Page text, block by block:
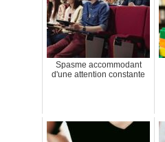
Spasme accommodant
d'une attention constante